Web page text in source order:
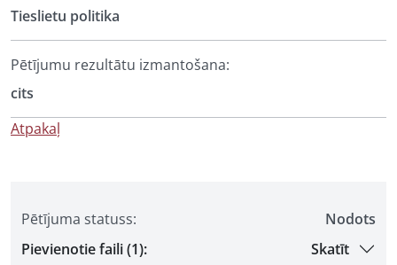
Pētījuma statuss:
Nodots
Pievienotie faili (1):
Skatīt
Tieslietu politika
Pētījumu rezultātu izmantošana:
cits
Atpakaļ